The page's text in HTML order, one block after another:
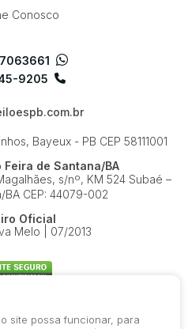
Conosco
9205
Bayeux - PB CEP 58111001
Feira de Santana/BA
s/nº, KM 524Subaé –
BA CEP: 44079-002
Oficial
Melo | 07/2013
site possa funcionar, para